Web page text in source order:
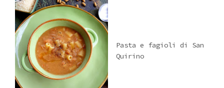
Pasta e fagioli di San
Quirino